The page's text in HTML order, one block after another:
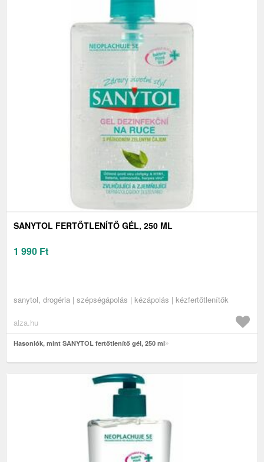
SANYTOL FERTŐTLENÍTŐ GÉL, 250 ML
1 990 Ft
sanytol, drogéria | szépségápolás | kézápolás | kézfertőtlenítők
alza.hu
Hasonlók, mint SANYTOL fertőtlenítő gél, 250 ml